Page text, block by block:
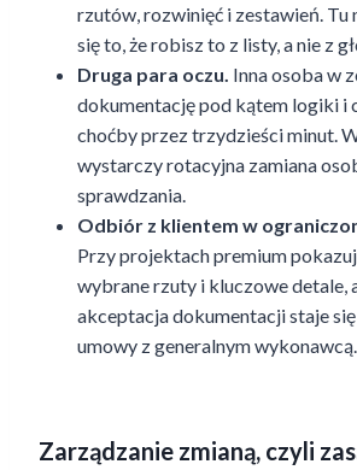
rzutów, rozwinięć i zestawień. Tu
się to, że robisz to z listy, a nie z
Druga para oczu. Inna osoba w
dokumentację pod kątem logiki i
choćby przez trzydzieści minut.
wystarczy rotacyjna zamiana
sprawdzania.
Odbiór z klientem w
Przy projektach premium
wybrane rzuty i kluczowe detale,
akceptacja dokumentacji staje
umowy z generalnym wykonawcą.
Zarządzanie zmianą, czyli